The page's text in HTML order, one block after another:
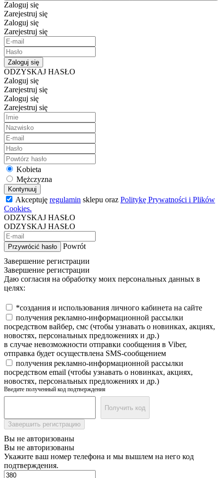
Zaloguj się
Zarejestruj się
Zaloguj się
Zarejestruj się
Zaloguj się
ODZYSKAJ HASŁO
Zaloguj się
Zarejestruj się
Zaloguj się
Zarejestruj się
Kobieta
Mężczyzna
Kontynuuj
Akceptuję regulamin sklepu oraz Politykę Prywatności i Plików
Cookies.
ODZYSKAJ HASŁO
ODZYSKAJ HASŁO
Przywrócić hasło
Powrót
Завершение регистрации
Завершение регистрации
Даю согласия на обработку моих персональных данных в
целях:
*создания и использования личного кабинета на сайте
получения рекламно-информационной рассылки
посредством вайбер, смс (чтобы узнавать о новинках, акциях,
новостях, персональных предложениях и др.)
в случае невозможности отправки сообщения в Viber,
отправка будет осуществлена SMS-сообщением
получения рекламно-информационной рассылки
посредством email (чтобы узнавать о новинках, акциях,
новостях, персональных предложениях и др.)
Введите полученный код подтверждения
Получить код
Завершить регистрацию
Вы не авторизованы
Вы не авторизованы
Укажите ваш номер телефона и мы вышлем на него код
подтверждения.